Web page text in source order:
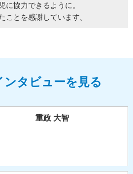
に協力できるように。
ことを感謝しています。
ンタビューを見る
重政 大智